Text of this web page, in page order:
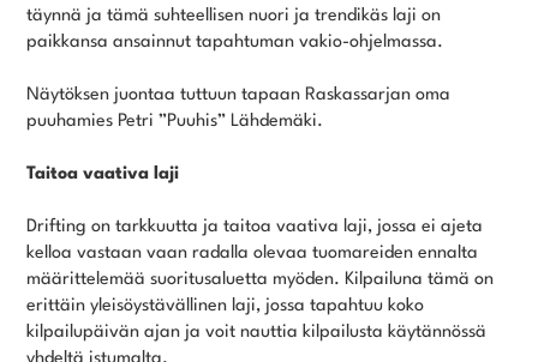
täynnä ja tämä suhteellisen nuori ja trendikäs laji on
paikkansa ansainnut tapahtuman vakio-ohjelmassa.
Näytöksen juontaa tuttuun tapaan Raskassarjan oma
puuhamies Petri ”Puuhis” Lähdemäki.
Taitoa vaativa laji
Drifting on tarkkuutta ja taitoa vaativa laji, jossa ei ajeta
kelloa vastaan vaan radalla olevaa tuomareiden ennalta
määrittelemää suoritusaluetta myöden. Kilpailuna tämä on
erittäin yleisöystävällinen laji, jossa tapahtuu koko
kilpailupäivän ajan ja voit nauttia kilpailusta käytännössä